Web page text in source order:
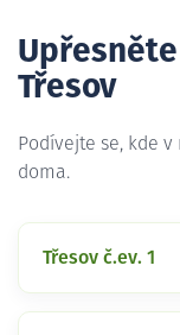
Třesov
Podívejte se, kde
doma.
Třesov č.ev. 1